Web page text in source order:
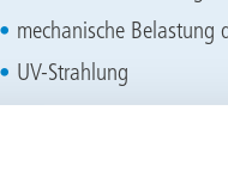
mechanische Belastung
UV-Strahlung
Derartige Einflüsse
nicht mehr dichthält.